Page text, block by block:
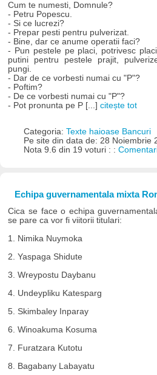
Cum te numesti, Domnule?
- Petru Popescu.
- Si ce lucrezi?
- Prepar pesti pentru pulverizat.
- Bine, dar ce anume operatii faci?
- Pun pestele pe placi, potrivesc
putini pentru pestele prajit,
pungi.
- Dar de ce vorbesti numai cu "P"?
- Poftim?
- De ce vorbesti numai cu "P"?
- Pot pronunta pe P [...]citește tot
Categoria: Texte haioase Bancuri
Pe site din data de: 28 Noiembrie
Nota 9.6 din 19 voturi : :
Echipa guvernamentala mixta
Cica se face o echipa
se pare ca vor fi viitorii titulari:
1. Nimika Nuymoka
2. Yaspaga Shidute
3. Wreypostu Daybanu
4. Undeypliku Katesparg
5. Skimbaley Inparay
6. Winoakuma Kosuma
7. Furatzara Kutotu
8. Bagabany Labayatu